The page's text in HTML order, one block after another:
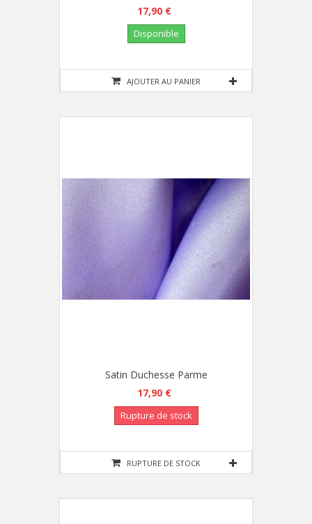
AJOUTER AU PANIER
17,90 €
Disponible
RUPTURE DE STOCK
Satin Duchesse Parme
17,90 €
Rupture de stock